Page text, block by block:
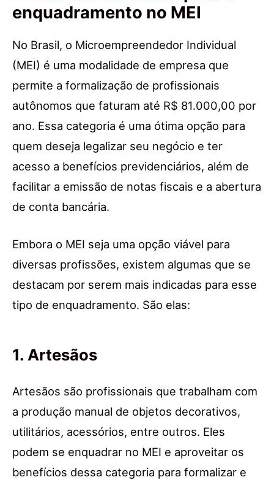
enquadramento no MEI
No Brasil, o Microempreendedor Individual
(MEI) é uma modalidade de empresa que
permite a formalização de profissionais
autônomos que faturam até R$ 81.000,00 por
ano. Essa categoria é uma ótima opção para
quem deseja legalizar seu negócio e ter
acesso a benefícios previdenciários, além de
facilitar a emissão de notas fiscais e a abertura
de conta bancária.
Embora o MEI seja uma opção viável para
diversas profissões, existem algumas que se
destacam por serem mais indicadas para esse
tipo de enquadramento. São elas:
1. Artesãos
Artesãos são profissionais que trabalham com
a produção manual de objetos decorativos,
utilitários, acessórios, entre outros. Eles
podem se enquadrar no MEI e aproveitar os
benefícios dessa categoria para formalizar e